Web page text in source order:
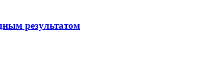
результатом